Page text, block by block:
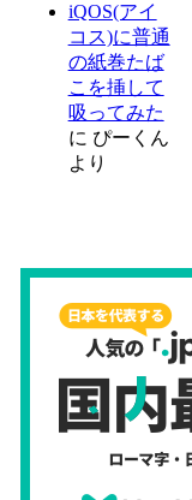
iQOS(アイ
コス)に普通
の紙巻たば
こを挿して
吸ってみた
に ぴーくん
より